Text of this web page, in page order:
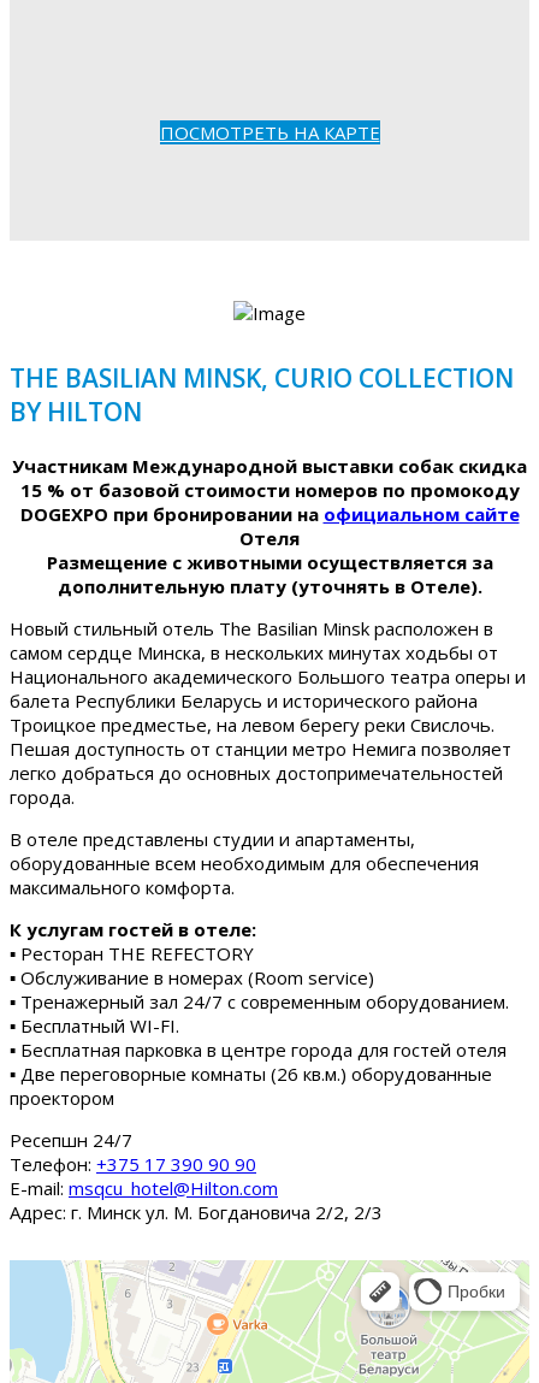
ПОСМОТРЕТЬ НА КАРТЕ
THE BASILIAN MINSK, CURIO COLLECTION
BY HILTON
Участникам Международной выставки собак скидка
15 % от базовой стоимости номеров по промокоду
DOGEXPO при бронировании на официальном сайте
Отеля
Размещение с животными осуществляется за
дополнительную плату (уточнять в Отеле).
Новый стильный отель The Basilian Minsk расположен в
самом сердце Минска, в нескольких минутах ходьбы от
Национального академического Большого театра оперы и
балета Республики Беларусь и исторического района
Троицкое предместье, на левом берегу реки Свислочь.
Пешая доступность от станции метро Немига позволяет
легко добраться до основных достопримечательностей
города.
В отеле представлены студии и апартаменты,
оборудованные всем необходимым для обеспечения
максимального комфорта.
К услугам гостей в отеле:
▪ Ресторан THE REFECTORY
▪ Обслуживание в номерах (Room service)
▪ Тренажерный зал 24/7 с современным оборудованием.
▪ Бесплатный WI-FI.
▪ Бесплатная парковка в центре города для гостей отеля
▪ Две переговорные комнаты (26 кв.м.) оборудованные
проектором
Ресепшн 24/7
Tелефон: +375 17 390 90 90
E-mail: msqcu_hotel@Hilton.com
Адрес: г. Минск ул. М. Богдановича 2/2, 2/3